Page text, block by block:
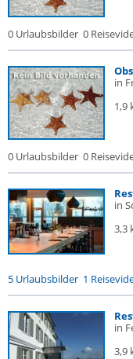
0 Urlaubsbilder 0
in
1,9
0 Urlaubsbilder 0
in
3,3
5 Urlaubsbilder 1
in
3,9